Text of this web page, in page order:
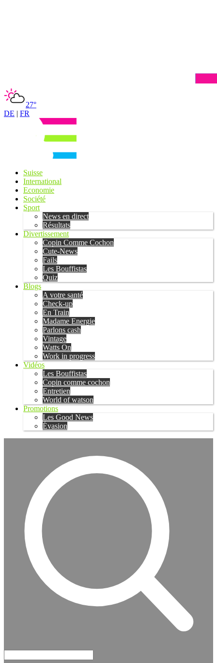
27°
DE | FR
Suisse
International
Economie
Société
Sport
News en direct
Résultats
Divertissement
Copin Comme Cochon
Cute-News
Fails
Les Bouffistas
Quiz
Blogs
A votre santé
Check-up
En Train
Madame Energie
Parlons cash
Vintage
Watts On
Work in progress
Vidéos
Les Bouffistas
Copin comme cochon
Entretien
World of watson
Promotions
Les Good News
Évasion